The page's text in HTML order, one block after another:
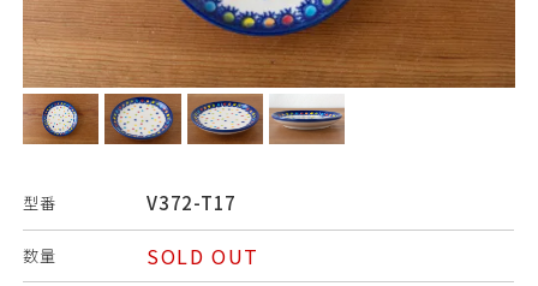
型番 V372-T17
数量 SOLD OUT